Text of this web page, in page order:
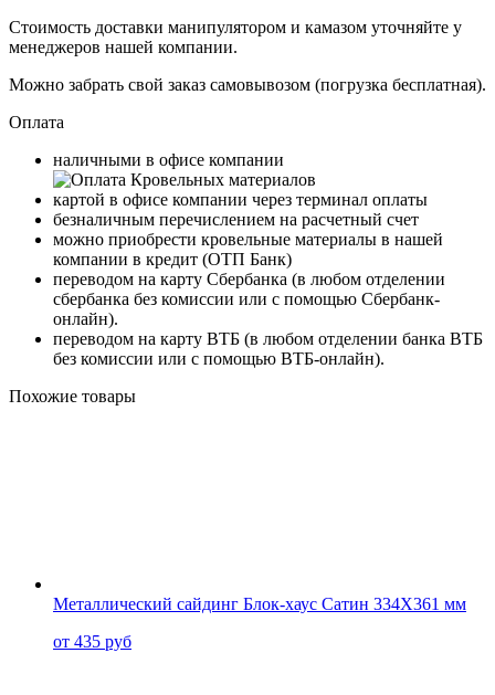
Стоимость доставки манипулятором и камазом уточняйте у
менеджеров нашей компании.
Можно забрать свой заказ самовывозом (погрузка бесплатная).
Оплата
наличными в офисе компании
картой в офисе компании через терминал оплаты
безналичным перечислением на расчетный счет
можно приобрести кровельные материалы в нашей
компании в кредит (ОТП Банк)
переводом на карту Сбербанка (в любом отделении
сбербанка без комиссии или с помощью Сбербанк-
онлайн).
переводом на карту ВТБ (в любом отделении банка ВТБ
без комиссии или с помощью ВТБ-онлайн).
Похожие товары
Металлический сайдинг Блок-хаус Сатин 334X361 мм
от 435 руб